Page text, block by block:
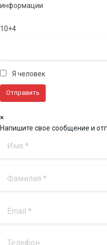
информации
10+4
Я человек
×
Напишите свое сообщение и